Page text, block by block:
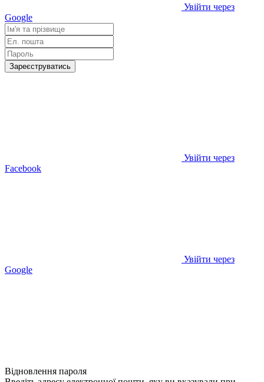
Увійти через
Google
Зареєструватись
Увійти через
Facebook
Увійти через
Google
Відновлення пароля